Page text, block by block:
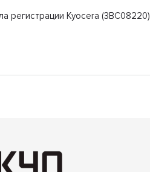
регистрации Kyocera (3BC08220)